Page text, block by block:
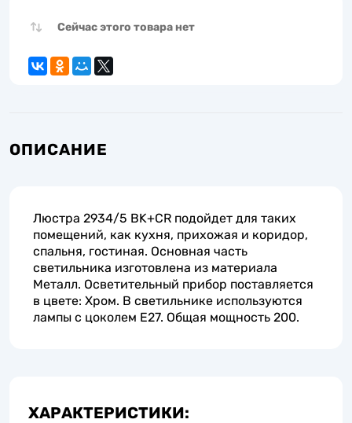
Сейчас этого товара нет
ОПИСАНИЕ
Люстра 2934/5 BK+CR подойдет для таких
помещений, как кухня, прихожая и коридор,
спальня, гостиная. Основная часть
светильника изготовлена из материала
Металл. Осветительный прибор поставляется
в цвете: Хром. В светильнике используются
лампы с цоколем E27. Общая мощность 200.
ХАРАКТЕРИСТИКИ: